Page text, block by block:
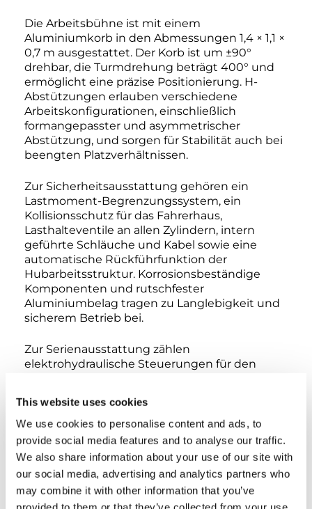
This website uses cookies
We use cookies to personalise content and ads, to
provide social media features and to analyse our traffic.
We also share information about your use of our site with
our social media, advertising and analytics partners who
may combine it with other information that you’ve
Die Arbeitsbühne ist mit einem
Aluminiumkorb in den Abmessungen 1,4 × 1,1 ×
0,7 m ausgestattet. Der Korb ist um ±90°
drehbar, die Turmdrehung beträgt 400° und
ermöglicht eine präzise Positionierung. H-
Abstützungen erlauben verschiedene
Arbeitskonfigurationen, einschließlich
formangepasster und asymmetrischer
Abstützung, und sorgen für Stabilität auch bei
beengten Platzverhältnissen.
Zur Sicherheitsausstattung gehören ein
Lastmoment-Begrenzungssystem, ein
Kollisionsschutz für das Fahrerhaus,
Lasthalteventile an allen Zylindern, intern
geführte Schläuche und Kabel sowie eine
automatische Rückführfunktion der
Hubarbeitsstruktur. Korrosionsbeständige
Komponenten und rutschfester
Aluminiumbelag tragen zu Langlebigkeit und
sicherem Betrieb bei.
Zur Serienausstattung zählen
elektrohydraulische Steuerungen für den
Steuerungen optional erhältlich) sowie
Notfallsysteme für einen sicheren Betrieb.
Optional erhältlich sind die automatische
Abstützung vom Korb oder vom Boden aus
sowie zusätzliche Sicherheits- und
Komfortzubehörteile.